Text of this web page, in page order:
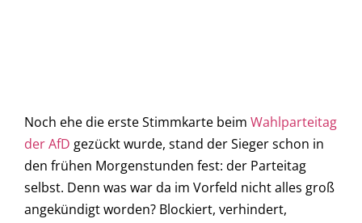
Noch ehe die erste Stimmkarte beim Wahlparteitag
der AfD gezückt wurde, stand der Sieger schon in
den frühen Morgenstunden fest: der Parteitag
selbst. Denn was war da im Vorfeld nicht alles groß
angekündigt worden? Blockiert, verhindert,